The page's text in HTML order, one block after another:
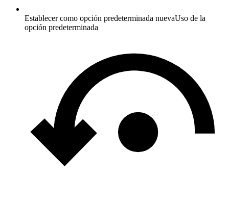
Establecer como opción predeterminada nuevaUso de la
opción predeterminada